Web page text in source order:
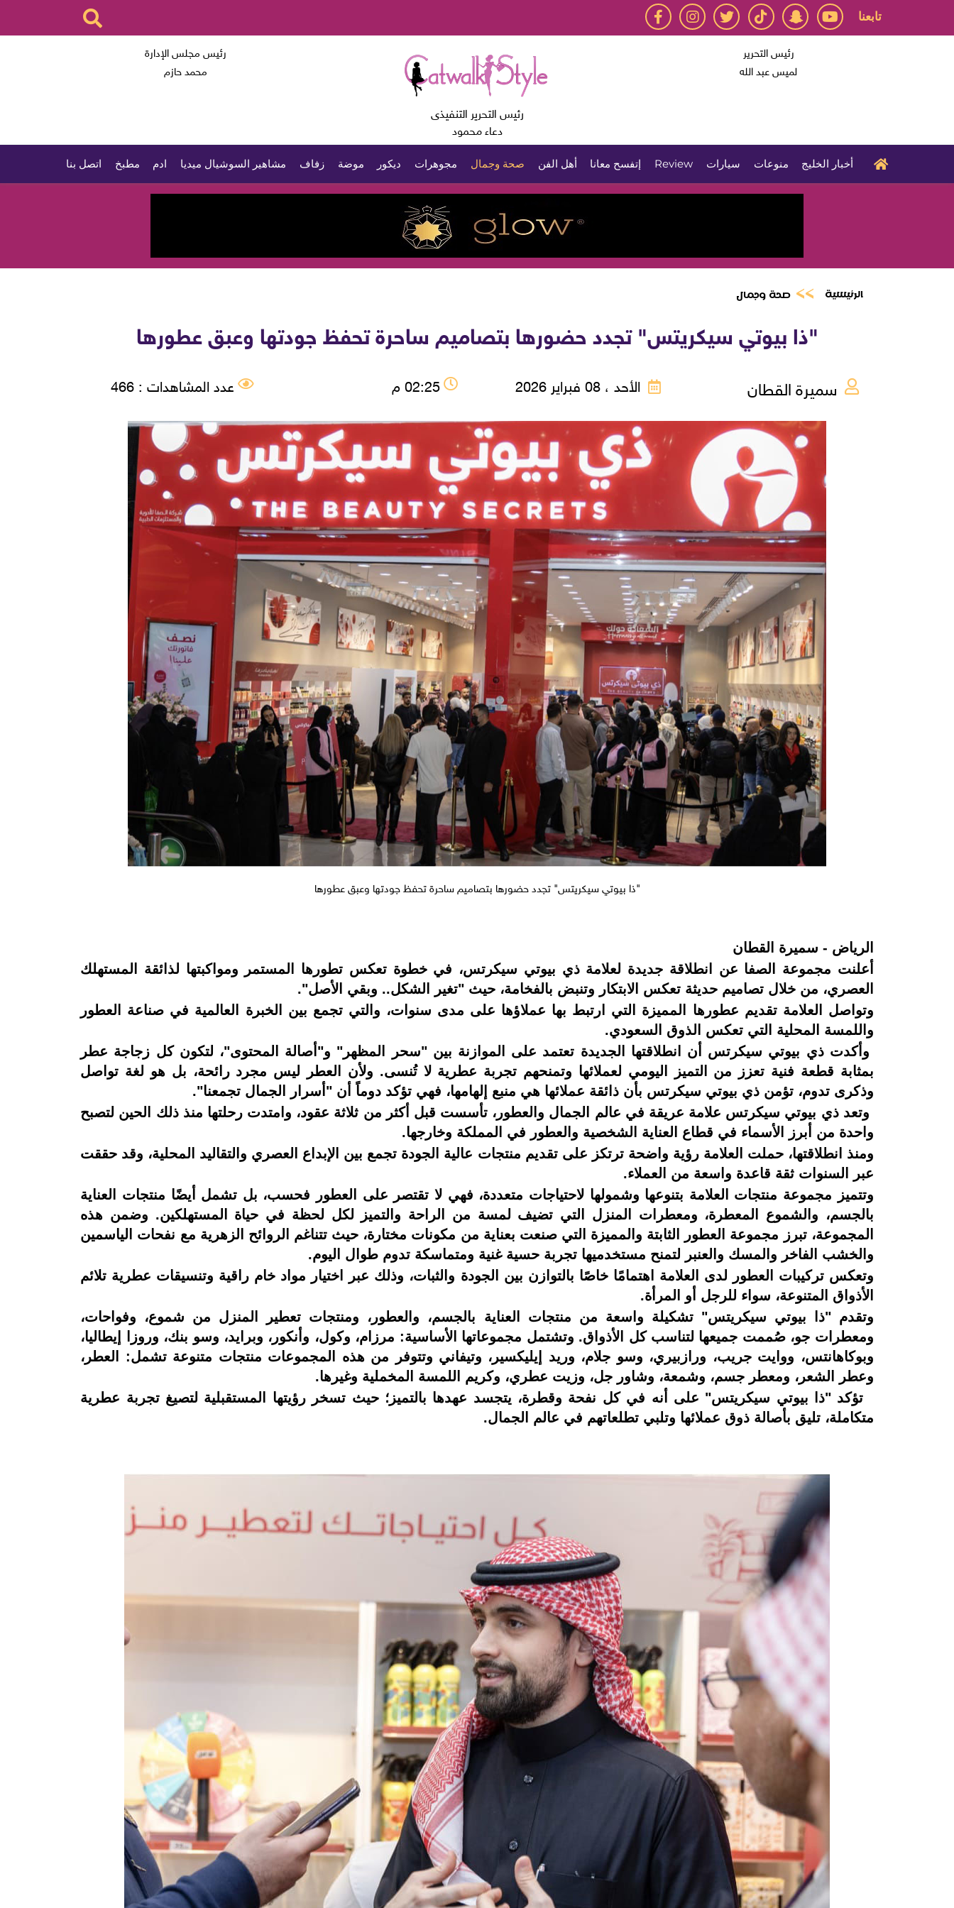
تابعنا
رئيس التحرير
لميس عبد الله
رئيس التحرير التنفيذى
دعاء محمود
رئيس مجلس الإدارة
محمد حازم
أخبار الخليج منوعات سيارات Review إتفسح معانا أهل الفن صحة وجمال مجوهرات ديكور موضة زفاف مشاهير السوشيال ميديا ادم مطبخ اتصل بنا
الرئيسية صحة وجمال
"ذا بيوتي سيكريتس" تجدد حضورها بتصاميم ساحرة تحفظ جودتها وعبق عطورها
سميرة القطان الأحد ، 08 فبراير 2026 02:25 م عدد المشاهدات : 466
"ذا بيوتي سيكريتس" تجدد حضورها بتصاميم ساحرة تحفظ جودتها وعبق عطورها
الرياض - سميرة القطان
أعلنت مجموعة الصفا عن انطلاقة جديدة لعلامة ذي بيوتي سيكرتس، في خطوة تعكس تطورها المستمر ومواكبتها لذائقة المستهلك
العصري، من خلال تصاميم حديثة تعكس الابتكار وتنبض بالفخامة، حيث "تغير الشكل.. وبقي الأصل".
وتواصل العلامة تقديم عطورها المميزة التي ارتبط بها عملاؤها على مدى سنوات، والتي تجمع بين الخبرة العالمية في صناعة العطور
واللمسة المحلية التي تعكس الذوق السعودي.
وأكدت ذي بيوتي سيكرتس أن انطلاقتها الجديدة تعتمد على الموازنة بين "سحر المظهر" و"أصالة المحتوى"، لتكون كل زجاجة عطر
بمثابة قطعة فنية تعزز من التميز اليومي لعملائها وتمنحهم تجربة عطرية لا تُنسى. ولأن العطر ليس مجرد رائحة، بل هو لغة تواصل
وذكرى تدوم، تؤمن ذي بيوتي سيكرتس بأن ذائقة عملائها هي منبع إلهامها، فهي تؤكد دوماً أن "أسرار الجمال تجمعنا".
وتعد ذي بيوتي سيكرتس علامة عريقة في عالم الجمال والعطور، تأسست قبل أكثر من ثلاثة عقود، وامتدت رحلتها منذ ذلك الحين لتصبح
واحدة من أبرز الأسماء في قطاع العناية الشخصية والعطور في المملكة وخارجها.
ومنذ انطلاقتها، حملت العلامة رؤية واضحة ترتكز على تقديم منتجات عالية الجودة تجمع بين الإبداع العصري والتقاليد المحلية، وقد حققت
عبر السنوات ثقة قاعدة واسعة من العملاء.
وتتميز مجموعة منتجات العلامة بتنوعها وشمولها لاحتياجات متعددة، فهي لا تقتصر على العطور فحسب، بل تشمل أيضًا منتجات العناية
بالجسم، والشموع المعطرة، ومعطرات المنزل التي تضيف لمسة من الراحة والتميز لكل لحظة في حياة المستهلكين. وضمن هذه
المجموعة، تبرز مجموعة العطور الثابتة والمميزة التي صنعت بعناية من مكونات مختارة، حيث تتناغم الروائح الزهرية مع نفحات الياسمين
والخشب الفاخر والمسك والعنبر لتمنح مستخدميها تجربة حسية غنية ومتماسكة تدوم طوال اليوم.
وتعكس تركيبات العطور لدى العلامة اهتمامًا خاصًا بالتوازن بين الجودة والثبات، وذلك عبر اختيار مواد خام راقية وتنسيقات عطرية تلائم
الأذواق المتنوعة، سواء للرجل أو المرأة.
وتقدم "ذا بيوتي سيكريتس" تشكيلة واسعة من منتجات العناية بالجسم، والعطور، ومنتجات تعطير المنزل من شموع، وفواحات،
ومعطرات جو، صُممت جميعها لتناسب كل الأذواق. وتشتمل مجموعاتها الأساسية: مرزام، وكول، وأنكور، وبرايد، وسو بنك، وروزا إيطاليا،
وبوكاهانتس، ووايت جريب، ورازبيري، وسو جلام، وريد إيليكسير، وتيفاني وتتوفر من هذه المجموعات منتجات متنوعة تشمل: العطر،
وعطر الشعر، ومعطر جسم، وشمعة، وشاور جل، وزيت عطري، وكريم اللمسة المخملية وغيرها.
تؤكد "ذا بيوتي سيكريتس" على أنه في كل نفحة وقطرة، يتجسد عهدها بالتميز؛ حيث تسخر رؤيتها المستقبلية لتصيغ تجربة عطرية
متكاملة، تليق بأصالة ذوق عملائها وتلبي تطلعاتهم في عالم الجمال.